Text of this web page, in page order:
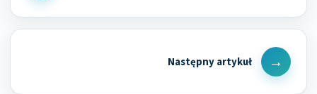
Next
Post